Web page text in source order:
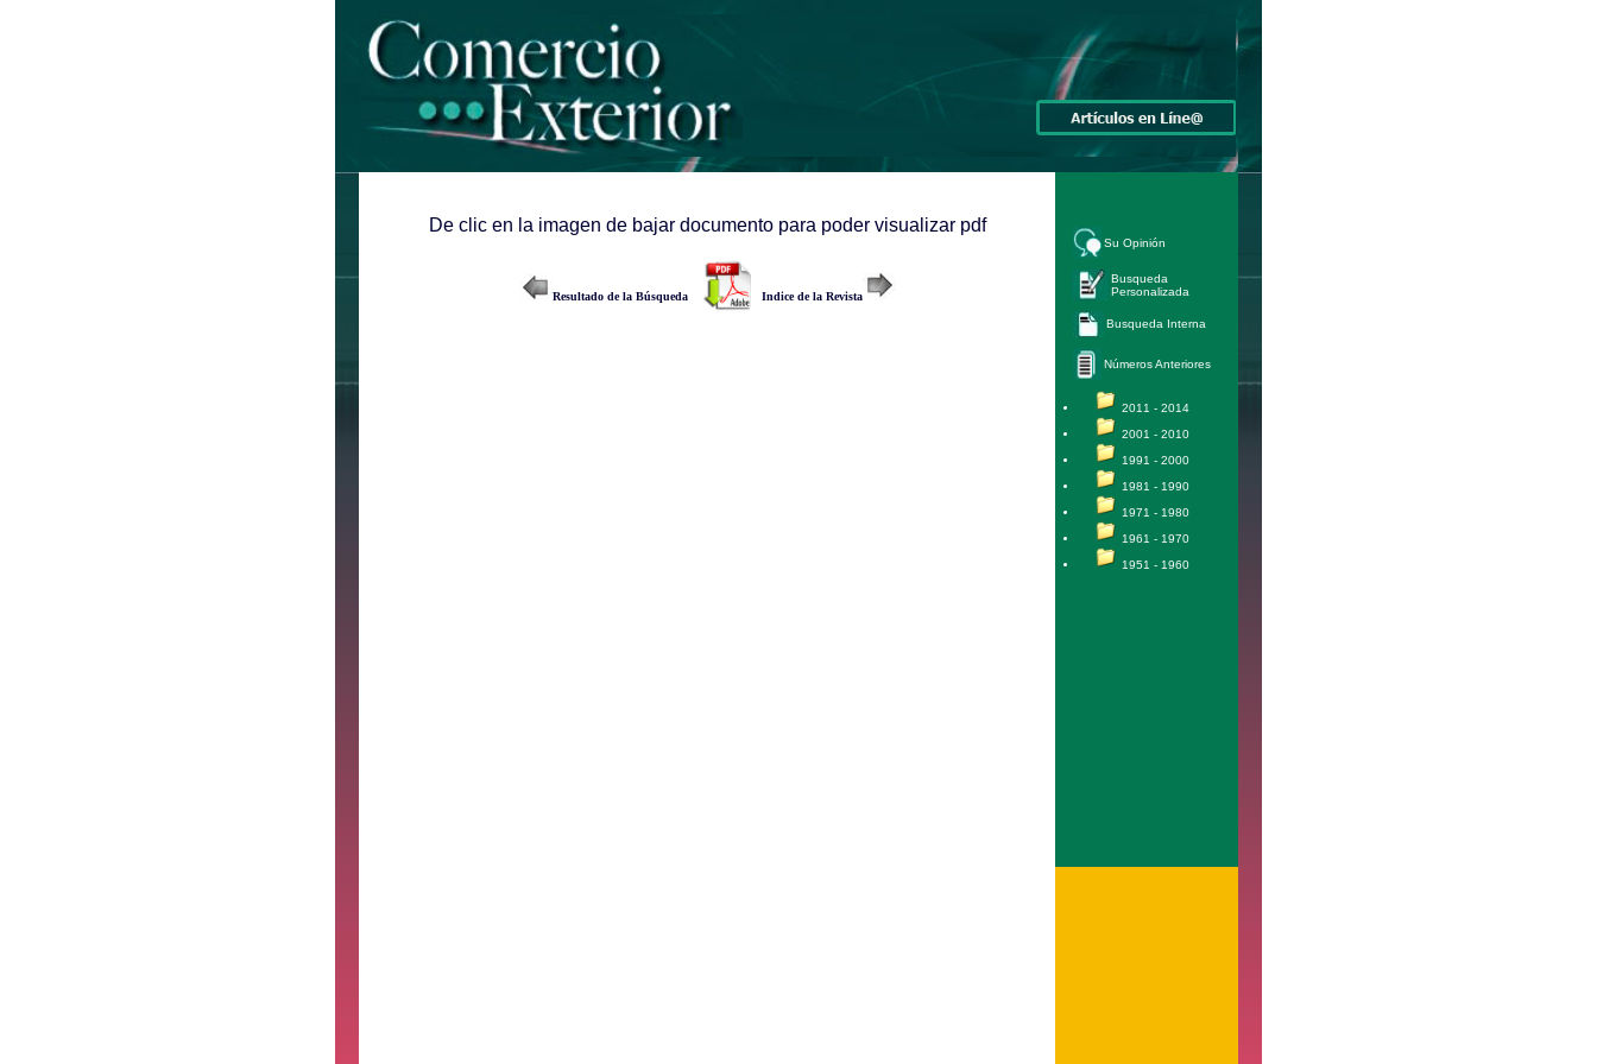
De clic en la imagen de bajar documento para poder visualizar pdf
Resultado de la Búsqueda Indice de la Revista
Su Opinión
Busqueda
Personalizada
Busqueda Interna
Números Anteriores
2011 - 2014
2001 - 2010
1991 - 2000
1981 - 1990
1971 - 1980
1961 - 1970
1951 - 1960